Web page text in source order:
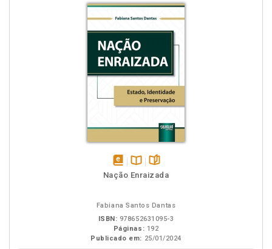
disponívelDisponível
páginas
Nação Enraizada
Fabiana Santos Dantas
ISBN: 978652631095-3
Páginas: 192
Publicado em: 25/01/2024